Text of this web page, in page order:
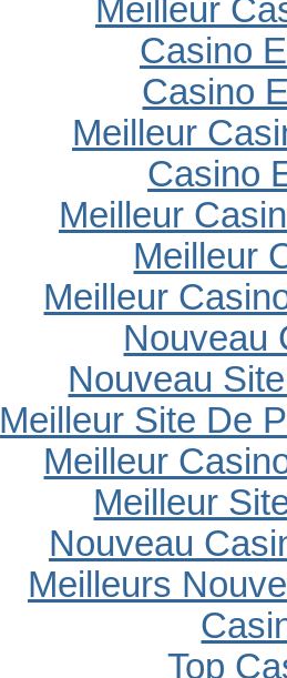
Meilleur
Casino
Casino
Meilleur
Casino
Meilleur
Meilleur
Meilleur
Nouveau
Nouveau
Meilleur Site De
Meilleur
Meilleur
Nouveau
Meilleurs
Top